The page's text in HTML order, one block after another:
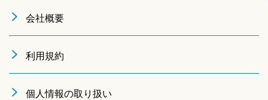
会社概要
利用規約
個人情報の取り扱い